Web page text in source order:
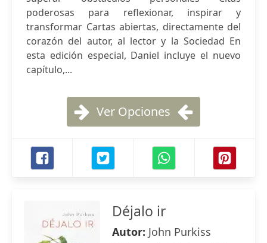
poderosas para reflexionar, inspirar y
transformar Cartas abiertas, directamente del
corazón del autor, al lector y la Sociedad En
esta edición especial, Daniel incluye el nuevo
capítulo,...
Ver Opciones
Déjalo ir
Autor: John Purkiss